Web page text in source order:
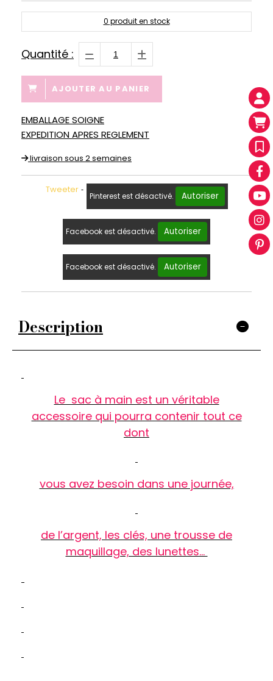
0 produit en stock
Quantité :
AJOUTER AU PANIER
EMBALLAGE SOIGNE
EXPEDITION APRES REGLEMENT
livraison sous 2 semaines
Tweeter
Pinterest est désactivé. Autoriser
Facebook est désactivé. Autoriser
Facebook est désactivé. Autoriser
Description
Le sac à main est un véritable
accessoire qui pourra contenir tout ce
dont
vous avez besoin dans une journée,
de l’argent, les clés, une trousse de
maquillage, des lunettes…